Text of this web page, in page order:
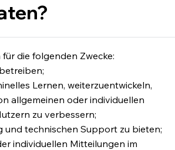
die folgenden Zwecke:
Lernen, weiterzuentwickeln,
allgemeinen oder individuellen
zu verbessern;
und technischen Support zu bieten;
individuellen Mitteilungen im